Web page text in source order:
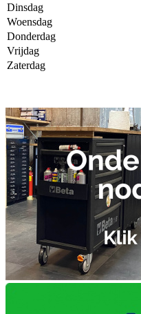
Dinsdag
Woensdag
Donderdag
Vrijdag
Zaterdag